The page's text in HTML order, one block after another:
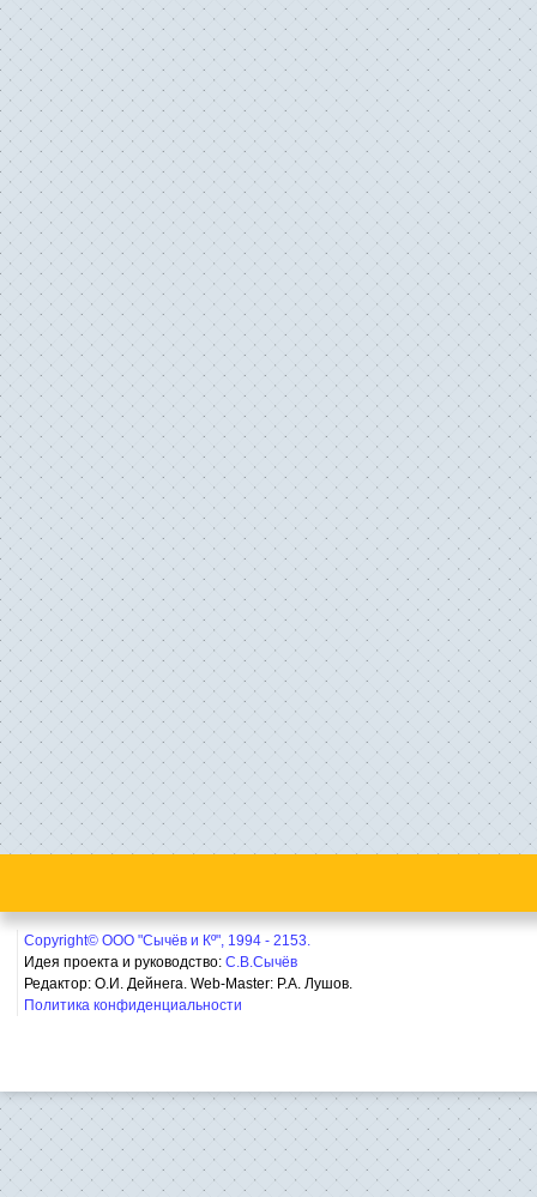
Copyright© ООО "Сычёв и Кº", 1994 - 2153.
Идея проекта и руководство: С.В.Сычёв
Редактор: О.И. Дейнега. Web-Master: Р.А. Лушов.
Политика конфиденциальности